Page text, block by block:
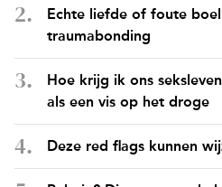
Echte liefde of foute
traumabonding
Hoe krijg ik ons
als een vis op het droge
Deze red flags kunnen